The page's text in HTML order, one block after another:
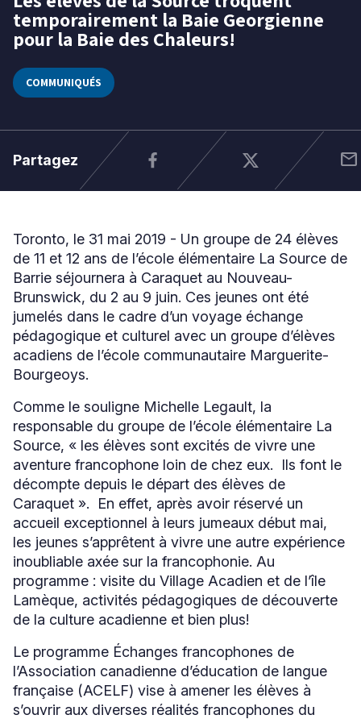
Tous
Élémentaire
RECHERCHER
mai
2019
temporairement la Baie Georgienne
pour la Baie des Chaleurs!
COMMUNIQUÉS
Partagez mail
Toronto, le 31 mai 2019 - Un groupe de 24 élèves
de 11 et 12 ans de l’école élémentaire La Source de
Barrie séjournera à Caraquet au Nouveau-
Brunswick, du 2 au 9 juin. Ces jeunes ont été
jumelés dans le cadre d’un voyage échange
pédagogique et culturel avec un groupe d’élèves
acadiens de l’école communautaire Marguerite-
Bourgeoys.
Comme le souligne Michelle Legault, la
responsable du groupe de l’école élémentaire La
Source, « les élèves sont excités de vivre une
aventure francophone loin de chez eux. Ils font le
décompte depuis le départ des élèves de
Caraquet ». En effet, après avoir réservé un
accueil exceptionnel à leurs jumeaux début mai,
les jeunes s’apprêtent à vivre une autre expérience
inoubliable axée sur la francophonie. Au
programme : visite du Village Acadien et de l’île
Lamèque, activités pédagogiques de découverte
de la culture acadienne et bien plus!
Le programme Échanges francophones de
l’Association canadienne d’éducation de langue
française (ACELF) vise à amener les élèves à
s’ouvrir aux diverses réalités francophones du